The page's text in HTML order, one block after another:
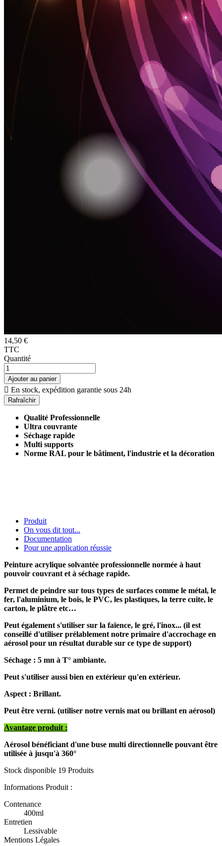
14,50 €
TTC
Quantité
Ajouter au panier
 En stock, expédition garantie sous 24h
Qualité Professionnelle
Ultra couvrante
Séchage rapide
Multi supports
Norme RAL pour le bâtiment, l'industrie et la décoration
Produit
On vous dit tout...
Documentation
Pour une application réussie
Peinture acrylique solvantée professionnelle normée à haut
pouvoir couvrant et à séchage rapide.
Permet de peindre sur tous types de surfaces comme le métal, le
fer, l'aluminium, le bois, le PVC, les plastiques, la terre cuite, le
carton, le plâtre etc…
Peut également s'utiliser sur la faïence, le gré, l'inox... (il est
conseillé d'utiliser prélablement notre primaire d'accrochage en
aérosol pour un résultat durable sur ce type de support)
Séchage : 5 mn à T° ambiante.
Peut s'utiliser aussi bien en extérieur qu'en extérieur.
Aspect : Brillant.
Peut être verni. (utiliser notre vernis mat ou brillant en aérosol)
Avantage produit :
Aérosol bénéficiant d'une buse multi directionnelle pouvant être
utilisée à jusqu'à 360°
Stock disponible 19 Produits
Informations Produit :
Contenance
400ml
Entretien
Lessivable
Mentions Légales